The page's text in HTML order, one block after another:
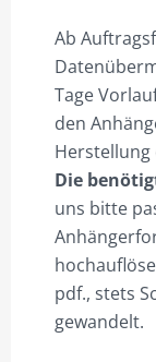
Ab
Tage
den
Die
uns bitte
pdf., stets
gewandelt.